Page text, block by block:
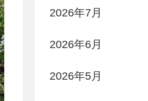
2026年7月
2026年6月
2026年5月